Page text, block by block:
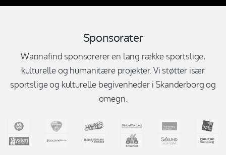
Sponsorater
Wannafind sponsorerer en lang række sportslige,
kulturelle og humanitære projekter. Vi støtter især
sportslige og kulturelle begivenheder i Skanderborg og
omegn.